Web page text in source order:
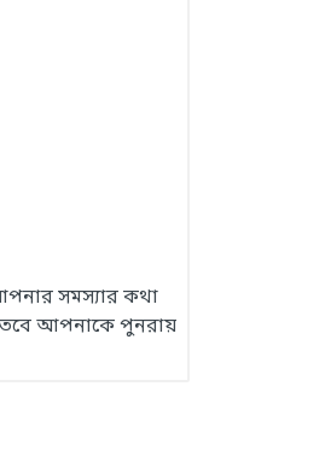
সমস্যার কথা
তবে আপনাকে পুনরায়